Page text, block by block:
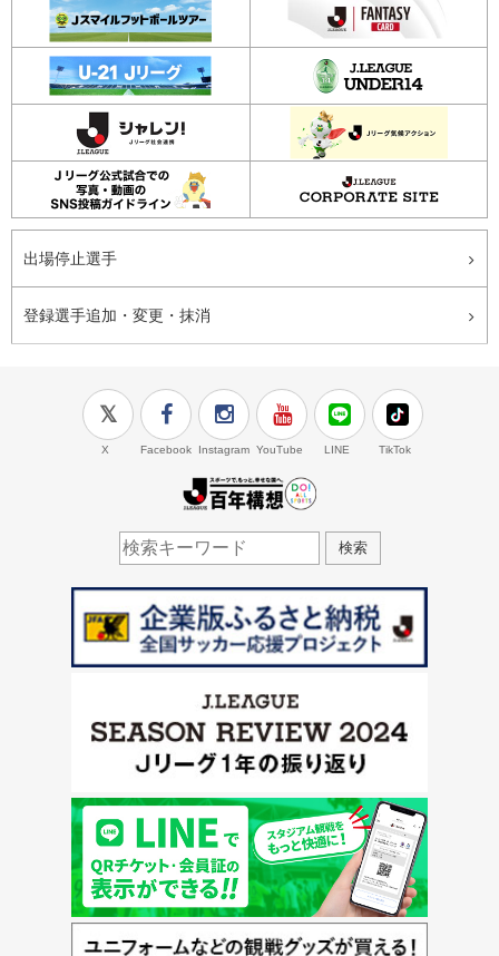
出場停止選手
登録選手追加・変更・抹消
X Facebook Instagram YouTube LINE TikTok
検索